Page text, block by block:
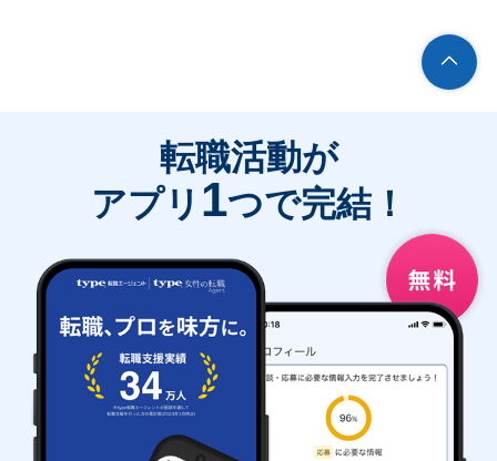
転職活動が
アプリ 1つで完結！